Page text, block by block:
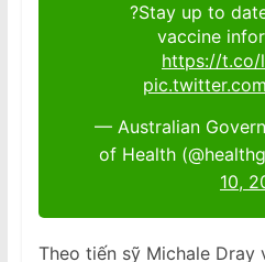
?Stay up to
vaccine
https://t.co/
— Australian
of Health
10,
Theo tiến sỹ Michale Dray